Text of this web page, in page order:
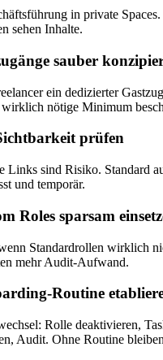
in private
sehen Inhalte.
sauber
ein dedizierter
nötige Minimum
prüfen
Links sind Risiko. Standard
und temporär.
Roles sparsam
Standardrollen wirklich
mehr Audit-Aufwand.
Routine
Rolle deaktivieren,
Audit. Ohne Routine